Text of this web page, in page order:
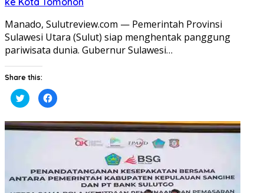
Manado, Sulutreview.com — Pemerintah Provinsi
Sulawesi Utara (Sulut) siap menghentak panggung
pariwisata dunia. Gubernur Sulawesi…
Share this:
Klik
untuk
berbagi
Twitter(Membuka
di
Klik
untuk
Facebook(Membuka
di
jendela